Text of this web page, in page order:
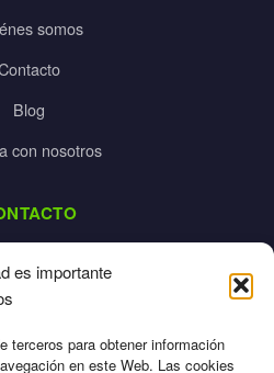
es importante
terceros para obtener información
en este Web. Las cookies
somos
Blog
con nosotros
925 532 213